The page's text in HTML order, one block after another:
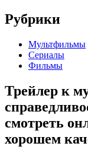
Рубрики
Мультфильмы
Сериалы
Фильмы
Трейлер к
cмотреть
хорошем